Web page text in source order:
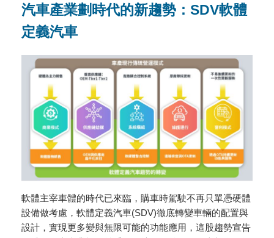
汽車產業劃時代的新趨勢：SDV軟體
定義汽車
軟體主宰車體的時代已來臨，購車時駕駛不再只單憑硬體
設備做考慮，軟體定義汽車(SDV)徹底轉變車輛的配置與
設計，實現更多變與無限可能的功能應用，這股趨勢宣告